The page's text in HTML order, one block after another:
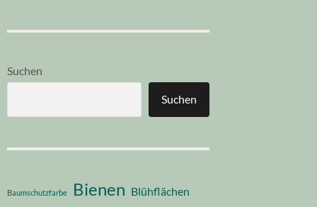
Suchen
Suchen
Baumschutzfarbe Bienen Blühflächen